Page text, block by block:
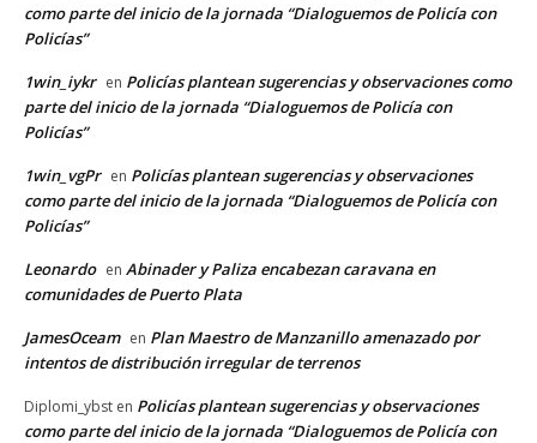
como parte del inicio de la jornada “Dialoguemos de Policía con
Policías”
1win_iykr en Policías plantean sugerencias y observaciones como
parte del inicio de la jornada “Dialoguemos de Policía con
Policías”
1win_vgPr en Policías plantean sugerencias y observaciones
como parte del inicio de la jornada “Dialoguemos de Policía con
Policías”
Leonardo en Abinader y Paliza encabezan caravana en
comunidades de Puerto Plata
JamesOceam en Plan Maestro de Manzanillo amenazado por
intentos de distribución irregular de terrenos
Diplomi_ybst en Policías plantean sugerencias y observaciones
como parte del inicio de la jornada “Dialoguemos de Policía con